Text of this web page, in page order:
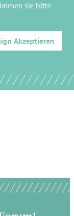
sie bitte
Akzeptieren